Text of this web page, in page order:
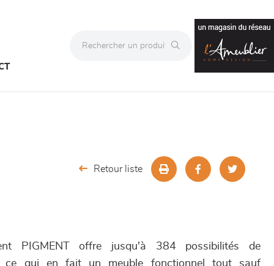
Retour liste
PIGMENT offre jusqu'à 384 possibilités de
ce qui en fait un meuble fonctionnel tout sauf